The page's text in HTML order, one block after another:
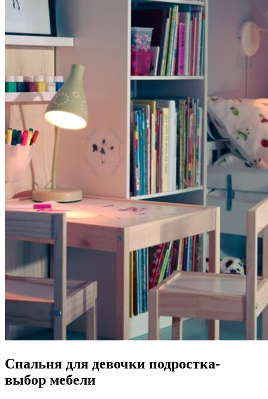
Спальня для девочки подростка-
выбор мебели